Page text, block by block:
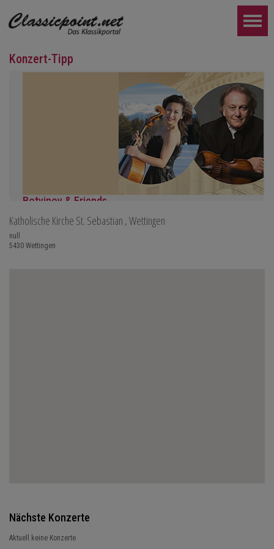
Konzert-Tipp
Botvinov & Friends
5. Oktober, Kleine Tonhalle, 19.30
WEITER...
Katholische Kirche St. Sebastian , Wettingen
null
5430 Wettingen
Nächste Konzerte
Aktuell keine Konzerte